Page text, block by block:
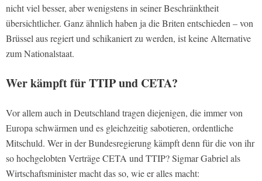
nicht viel besser, aber wenigstens in seiner Beschränktheit
übersichtlicher. Ganz ähnlich haben ja die Briten entschieden – von
Brüssel aus regiert und schikaniert zu werden, ist keine Alternative
zum Nationalstaat.
Wer kämpft für TTIP und CETA?
Vor allem auch in Deutschland tragen diejenigen, die immer von
Europa schwärmen und es gleichzeitig sabotieren, ordentliche
Mitschuld. Wer in der Bundesregierung kämpft denn für die von ihr
so hochgelobten Verträge CETA und TTIP? Sigmar Gabriel als
Wirtschaftsminister macht das so, wie er alles macht: